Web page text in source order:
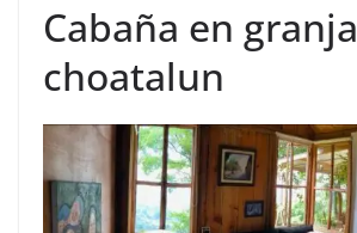
Cabaña en granja
choatalun